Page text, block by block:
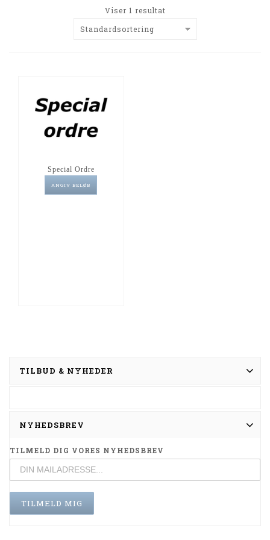
Viser 1 resultat
Standardsortering
Special Ordre
ANGIV BELØB
TILBUD & NYHEDER
NYHEDSBREV
TILMELD DIG VORES NYHEDSBREV